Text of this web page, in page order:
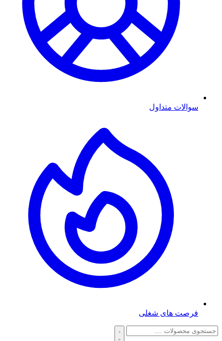
سوالات متداول
فرصت های شغلی